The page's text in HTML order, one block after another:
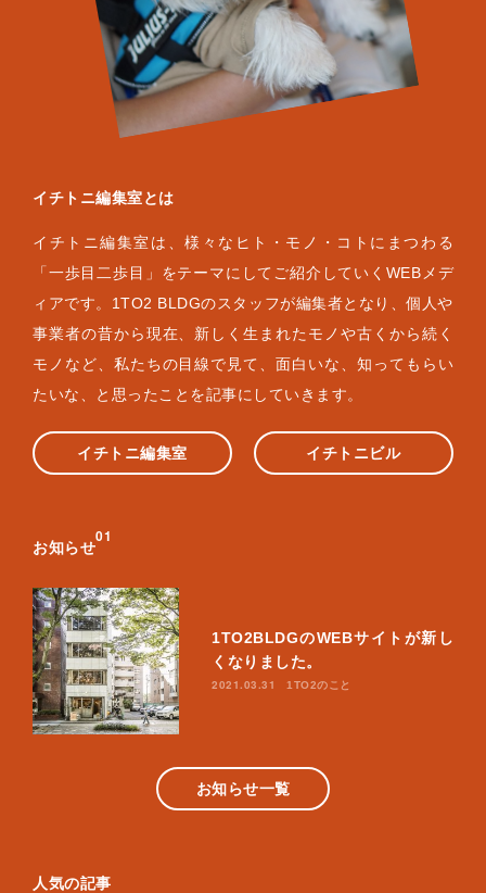
イチトニ編集室とは
イチトニ編集室は、様々なヒト・モノ・コトにまつわる
「一歩目二歩目」をテーマにしてご紹介していくWEBメデ
ィアです。1TO2 BLDGのスタッフが編集者となり、個人や
事業者の昔から現在、新しく生まれたモノや古くから続く
モノなど、私たちの目線で見て、面白いな、知ってもらい
たいな、と思ったことを記事にしていきます。
イチトニ編集室 イチトニビル
お知らせ
01
1TO2BLDGのWEBサイトが新し
くなりました。
2021.03.31 1TO2のこと
お知らせ一覧
人気の記事